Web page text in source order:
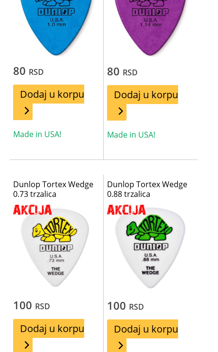
80 RSD
Dodaj u korpu
Made in USA!
80 RSD
Dodaj u korpu
Made in USA!
Dunlop Tortex Wedge
0.73 trzalica
100 RSD
Dodaj u korpu
Dunlop Tortex Wedge
0.88 trzalica
100 RSD
Dodaj u korpu